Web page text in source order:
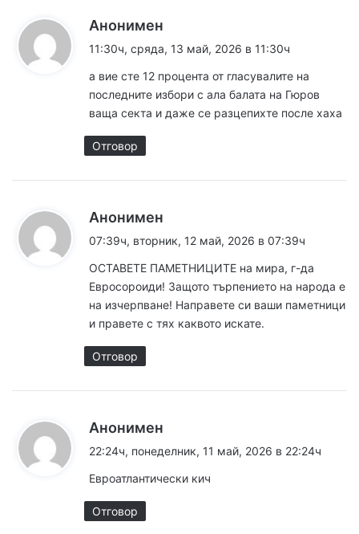
Анонимен
а
:
11:30ч, сряда, 13 май, 2026 в 11:30ч
а вие сте 12 процента от гласувалите на
последните избори с ала балата на Гюров
ваща секта и даже се разцепихте после хаха
Отговор
Анонимен
а
а
07:39ч, вторник, 12 май, 2026 в 07:39ч
ОСТАВЕТЕ ПАМЕТНИЦИТЕ на мира, г-да
Евросороиди! Защото търпението на народа е
на изчерпване! Направете си ваши паметници
и правете с тях каквото искате.
Отговор
Анонимен
а
а
22:24ч, понеделник, 11 май, 2026 в 22:24ч
Евроатлантически кич
Отговор